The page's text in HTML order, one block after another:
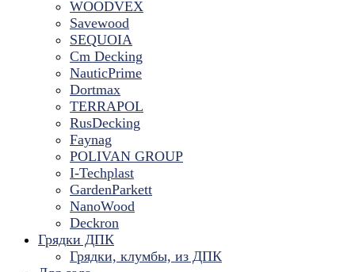
WOODVEX
Savewood
SEQUOIA
Cm Decking
NauticPrime
Dortmax
TERRAPOL
RusDecking
Faynag
POLIVAN GROUP
I-Techplast
GardenParkett
NanoWood
Deckron
Грядки ДПК
Грядки, клумбы, из ДПК